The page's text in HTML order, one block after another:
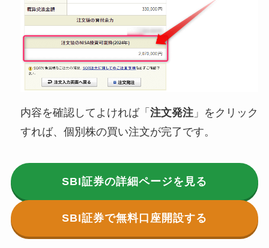
内容を確認してよければ「 注文発注」をクリック
すれば、個別株の買い注文が完了です。
SBI証券の詳細ページを見る
SBI証券で無料口座開設する